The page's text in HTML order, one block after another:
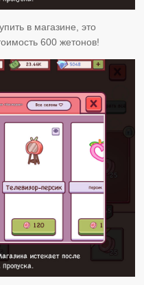
в магазине, это
600 жетонов!